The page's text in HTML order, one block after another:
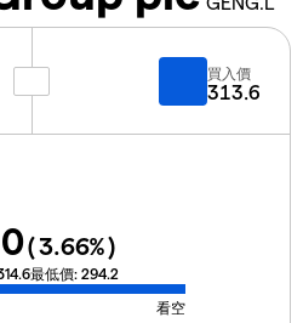
買入價
313.6
(3.66%)
最低價: 294.2
看空